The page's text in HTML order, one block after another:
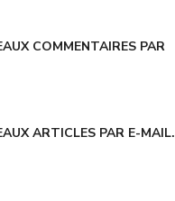
COMMENTAIRES PAR
ARTICLES PAR E-MAIL.